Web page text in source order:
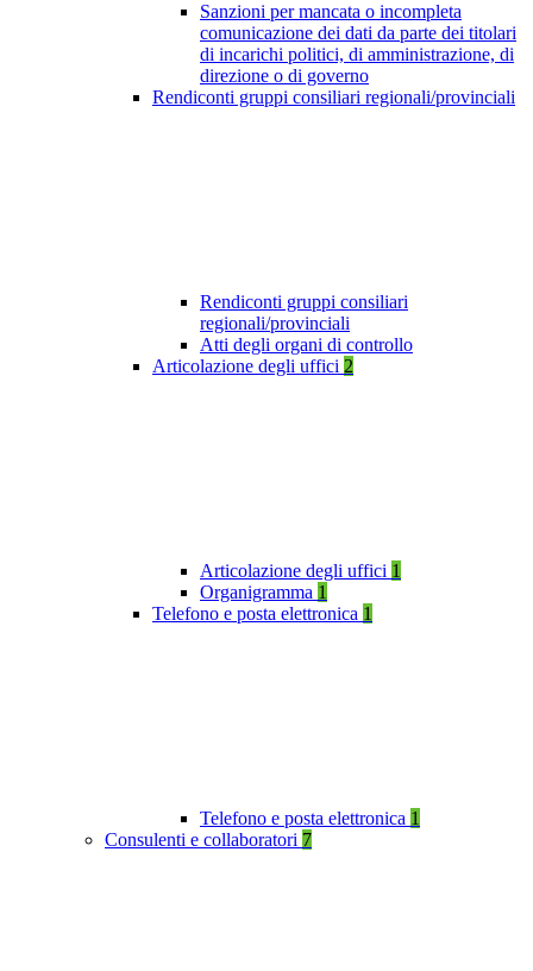
Sanzioni per mancata o incompleta
comunicazione dei dati da parte dei titolari
di incarichi politici, di amministrazione, di
direzione o di governo
Rendiconti gruppi consiliari regionali/provinciali
Rendiconti gruppi consiliari
regionali/provinciali
Atti degli organi di controllo
Articolazione degli uffici 2
Articolazione degli uffici 1
Organigramma 1
Telefono e posta elettronica 1
Telefono e posta elettronica 1
Consulenti e collaboratori 7